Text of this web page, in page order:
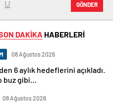
GÖNDER
DAKİKA HABERLERİ
08 Ağustos 2026
6 aylık hedeflerini açıkladı.
buz gibi…
08 Ağustos 2026